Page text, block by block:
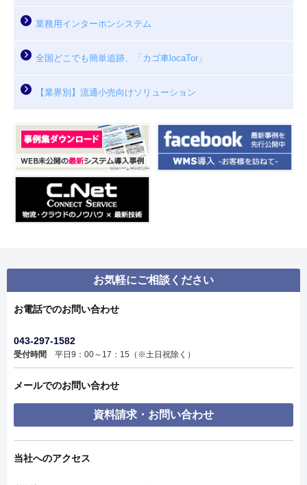
業務用インターホンシステム
全国どこでも簡単追跡、「カゴ車locaTor」
【業界別】流通小売向けソリューション
お気軽にご相談ください
お電話でのお問い合わせ
043-297-1582
受付時間 平日9：00～17：15（※土日祝除く）
メールでのお問い合わせ
資料請求・お問い合わせ
当社へのアクセス